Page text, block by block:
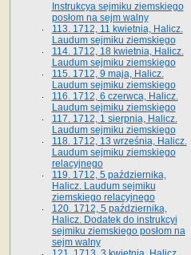
Instrukcya sejmiku ziemskiego
posłom na sejm walny
113. 1712, 11 kwietnia, Halicz.
Laudum sejmiku ziemskiego
114. 1712, 18 kwietnia, Halicz.
Laudum sejmiku ziemskiego
115. 1712, 9 maja, Halicz.
Laudum sejmiku ziemskiego
116. 1712, 6 czerwca, Halicz.
Laudum sejmiku ziemskiego
117. 1712, 1 sierpnia, Halicz.
Laudum sejmiku ziemskiego
118. 1712, 13 września, Halicz.
Laudum sejmiku ziemskiego
relacyjnego
119. 1712, 5 października,
Halicz. Laudum sejmiku
ziemskiego relacyjnego
120. 1712, 5 października,
Halicz. Dodatek do instrukcyi
sejmiku ziemskiego posłom na
sejm walny